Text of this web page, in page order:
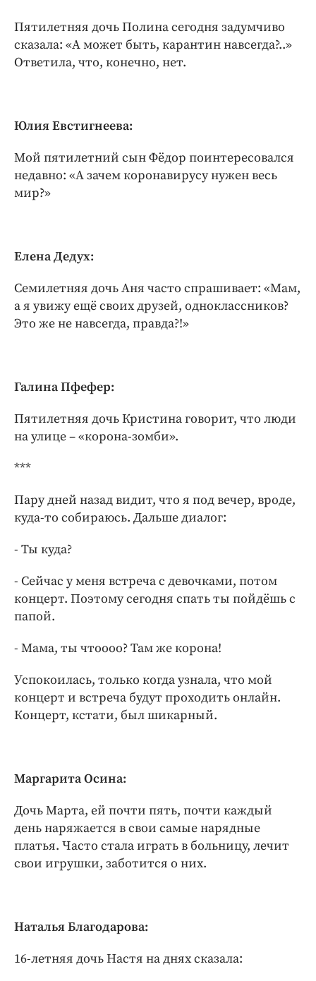
Пятилетняя дочь Полина сегодня задумчиво
сказала: «А может быть, карантин навсегда?..»
Ответила, что, конечно, нет.
Юлия Евстигнеева:
Мой пятилетний сын Фёдор поинтересовался
недавно: «А зачем коронавирусу нужен весь
мир?»
Елена Дедух:
Семилетняя дочь Аня часто спрашивает: «Мам,
а я увижу ещё своих друзей, одноклассников?
Это же не навсегда, правда?!»
Галина Пфефер:
Пятилетняя дочь Кристина говорит, что люди
на улице – «корона-зомби».
***
Пару дней назад видит, что я под вечер, вроде,
куда-то собираюсь. Дальше диалог:
- Ты куда?
- Сейчас у меня встреча с девочками, потом
концерт. Поэтому сегодня спать ты пойдёшь с
папой.
- Мама, ты чтоооо? Там же корона!
Успокоилась, только когда узнала, что мой
концерт и встреча будут проходить онлайн.
Концерт, кстати, был шикарный.
Маргарита Осина:
Дочь Марта, ей почти пять, почти каждый
день наряжается в свои самые нарядные
платья. Часто стала играть в больницу, лечит
свои игрушки, заботится о них.
Наталья Благодарова:
16-летняя дочь Настя на днях сказала: